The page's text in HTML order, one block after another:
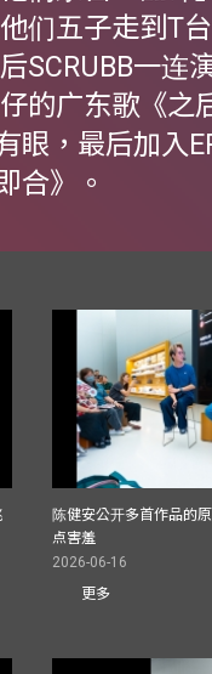
们五子走到T
SCRUBB一连
的广东歌《之
眼，最后加入
合》。
陈健安公开多首作品的
点害羞
2026-06-16
更多